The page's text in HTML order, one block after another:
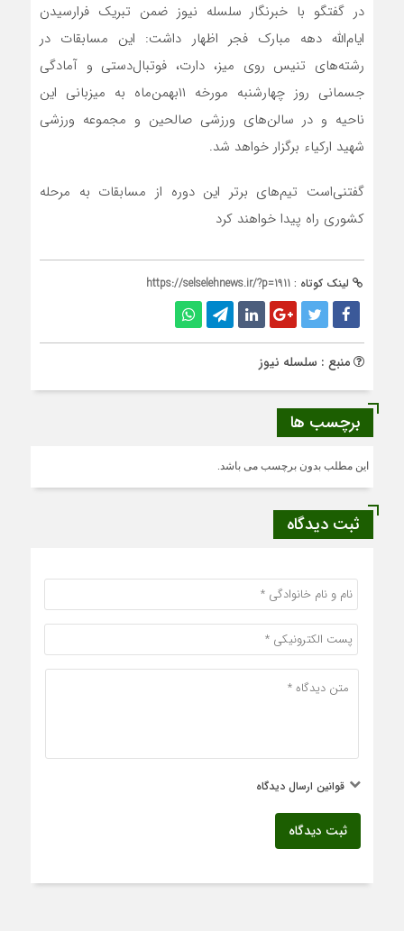
در گفتگو با خبرنگار سلسله نیوز ضمن تبریک فرارسیدن
ایام‌الله دهه مبارک فجر اظهار داشت: این مسابقات در
رشته‌های تنیس روی میز، دارت، فوتبال‌دستی و آمادگی
جسمانی روز چهارشنبه مورخه ۱۱بهمن‌ماه به میزبانی این
ناحیه و در سالن‌های ورزشی صالحین و مجموعه ورزشی
شهید ارکیاء برگزار خواهد شد.
گفتنی‌است تیم‌های برتر این دوره از مسابقات به مرحله
کشوری راه پیدا خواهند کرد‌
لینک کوتاه : https://selselehnews.ir/?p=1911
منبع : سلسله نیوز
برچسب ها
این مطلب بدون برچسب می باشد.
ثبت دیدگاه
قوانین ارسال دیدگاه
ثبت دیدگاه